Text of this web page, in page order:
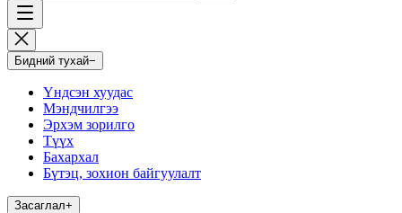
Бидний тухай−
Үндсэн хуудас
Мэндчилгээ
Эрхэм зорилго
Түүх
Бахархал
Бүтэц, зохион байгуулалт
Засаглал+